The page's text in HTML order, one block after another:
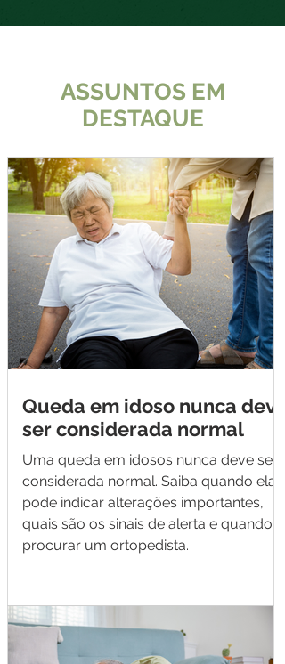
ASSUNTOS EM
DESTAQUE
Queda em idoso nunca deve
ser considerada normal
Uma queda em idosos nunca deve ser
considerada normal. Saiba quando ela
pode indicar alterações importantes,
quais são os sinais de alerta e quando
procurar um ortopedista.